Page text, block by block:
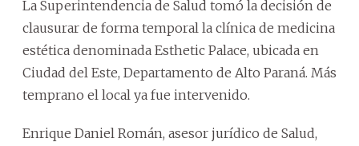
La Superintendencia de Salud tomó la decisión de
clausurar de forma temporal la clínica de medicina
estética denominada Esthetic Palace, ubicada en
Ciudad del Este, Departamento de Alto Paraná. Más
temprano el local ya fue intervenido.
Enrique Daniel Román, asesor jurídico de Salud,